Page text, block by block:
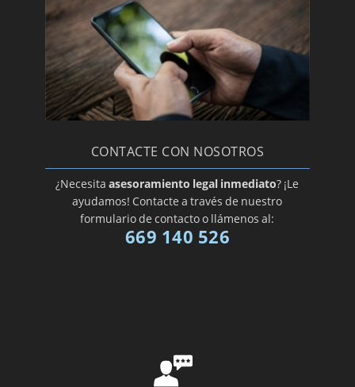
CONTACTE CON NOSOTROS
¿Necesitaasesoramiento legal inmediato? ¡Le
ayudamos! Contacte a través de nuestro
formulario de contacto o llámenos al:
669 140 526